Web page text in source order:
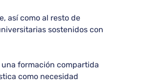
así como al resto de
sostenidos con
formación compartida
como necesidad